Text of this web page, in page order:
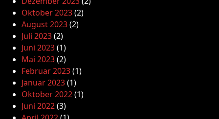
Oktober 2023(2)
August 2023(2)
Juli 2023(2)
Juni 2023(1)
Mai 2023(2)
Februar 2023(1)
Januar 2023(1)
Oktober 2022(1)
Juni 2022(3)